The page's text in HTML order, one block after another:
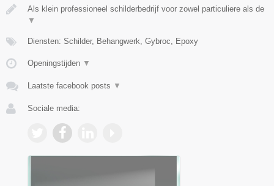
Als klein professioneel schilderbedrijf voor zowel particuliere als de
▼
Diensten: Schilder, Behangwerk, Gybroc, Epoxy
Openingstijden ▼
Laatste facebook posts ▼
Sociale media: